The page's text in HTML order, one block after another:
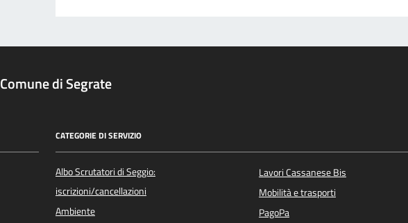
Comune di Segrate
CATEGORIE DI SERVIZIO
Albo Scrutatori di Seggio:
iscrizioni/cancellazioni
Ambiente
Lavori Cassanese Bis
Mobilità e trasporti
PagoPa